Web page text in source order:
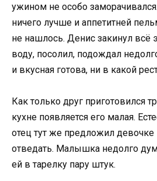
ужином не особо
ничего лучше и аппетитней
не нашлось. Денис закинул всё
воду, посолил, подождал
и вкусная готова, ни в какой
Как только друг приготовился
кухне появляется его малая.
отец тут же предложил девочке
отведать. Малышка недолго
ей в тарелку пару штук.